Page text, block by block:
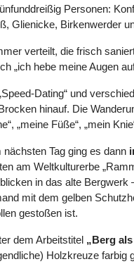
Personen:
Glienicke, Birkenwerder
verteilt, die frisch
„ich hebe meine Augen
Dating“ und
hinauf. Die
„meine Füße“, „mein
nächsten Tag ging es dann
am Weltkulturerbe
in das alte Bergwerk
mit dem gelben
gestoßen ist.
dem Arbeitstitel „Berg
Holzkreuze farbig